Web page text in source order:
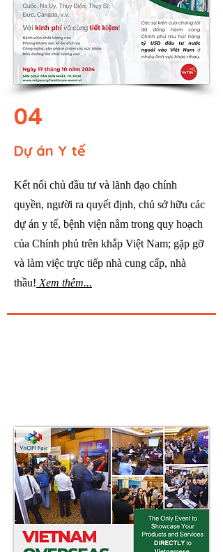
04
Dự án Y tế
Kết nối chủ đầu tư và lãnh đạo chính
quyền, người ra quyết định, chủ sở hữu các
dự án y tế, bệnh viện nằm trong quy hoạch
của Chính phủ trên khắp Việt Nam; gặp gỡ
và làm việc trực tiếp nhà cung cấp, nhà
thầu! Xem thêm...